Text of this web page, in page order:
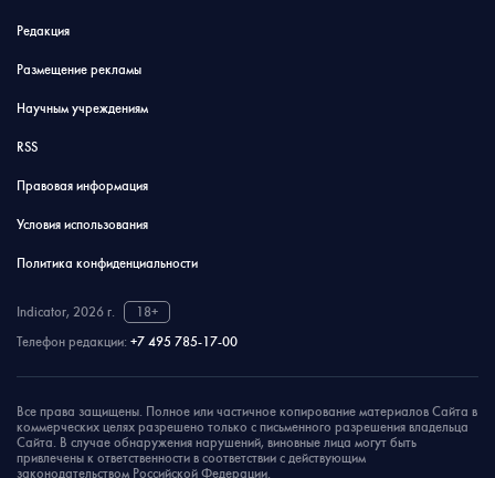
Редакция
Размещение рекламы
Научным учреждениям
RSS
Правовая информация
Условия использования
Политика конфиденциальности
Indicator, 2026 г.
18+
Телефон редакции: +7 495 785-17-00
Все права защищены. Полное или частичное копирование материалов Сайта в
коммерческих целях разрешено только с письменного разрешения владельца
Сайта. В случае обнаружения нарушений, виновные лица могут быть
привлечены к ответственности в соответствии с действующим
законодательством Российской Федерации.